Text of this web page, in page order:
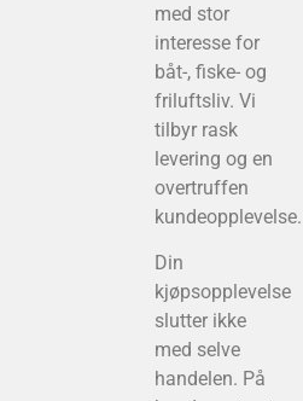
med stor
interesse for
båt-, fiske- og
friluftsliv. Vi
tilbyr rask
levering og en
overtruffen
kundeopplevelse.
Din
kjøpsopplevelse
slutter ikke
med selve
handelen. På